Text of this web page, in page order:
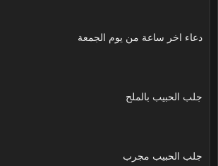
دعاء اخر ساعة من يوم الجمعة
جلب الحبيب بالملح
جلب الحبيب مجرب